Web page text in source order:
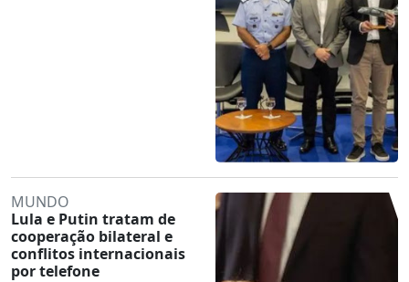
MUNDO
Lula e Putin tratam de
cooperação bilateral e
conflitos internacionais
por telefone